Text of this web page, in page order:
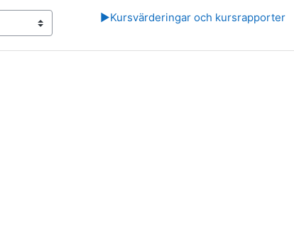
▶︎Kursvärderingar och kursrapporter